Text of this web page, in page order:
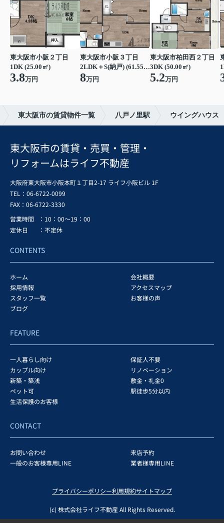
東大阪市小阪２丁目
1DK (25.00㎡)
3.8万円
東大阪市小阪３丁目
2LDK＋S(納戸) (61.55㎡)
8万円
東大阪市柏田西２丁目
3DK (50.00㎡)
5.2万円
東大阪市の賃貸物件一覧 八戸ノ里駅 ウイングハウス
東大阪市の賃貸・売買・管理・
リフォームはライフ不動産
大阪府東大阪市小阪本町１丁目2-17 ライフ小阪ビル 1F
TEL：06-6722-0099
FAX： 06-6722-3330
営業時間
：10：00～19：00
定休日
：不定休
CONTENTS
ホーム
会社概要
採用情報
アクセスマップ
スタッフ一覧
お客様の声
ブログ
FEATURE
一人暮らし向け
保証人不要
カップル向け
リノベーション
新築・築浅
敷金・礼金0
ペット可
駅徒歩5分以内
生活保護のお客様
CONTACT
お問い合わせ
来店予約
一般のお客様専用LINE
業者様専用LINE
プライバシーポリシー利用規約サイトマップ
(c) 株式会社ライフ不動産 All Rights Reserved.